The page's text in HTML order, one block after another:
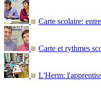
Carte scolaire:
Carte et rythmes
L'Herm: